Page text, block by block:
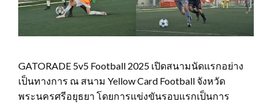
GATORADE 5v5 Football 2025 เปิดสนามนัดแรกอย่าง
เป็นทางการ ณ สนาม Yellow Card Football จังหวัด
พระนครศรีอยุธยา โดยการแข่งขันรอบแรกเป็นการ